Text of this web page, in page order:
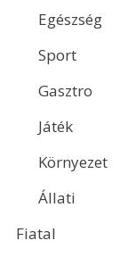
Egészség
Sport
Gasztro
Játék
Környezet
Állati
Fiatal